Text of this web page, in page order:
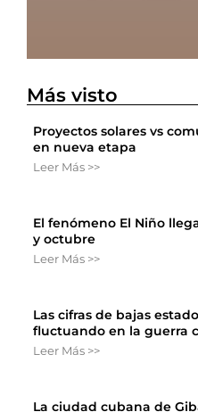
Más visto
Proyectos solares vs
en nueva etapa
Leer Más >>
El fenómeno El Niño
y octubre
Leer Más >>
Las cifras de bajas
fluctuando en la guerra
Leer Más >>
La ciudad cubana de